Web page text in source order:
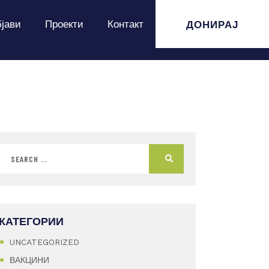
Проекти Контакт ДОНИРАЈ
КАТЕГОРИИ
UNCATEGORIZED
ВАКЦИНИ